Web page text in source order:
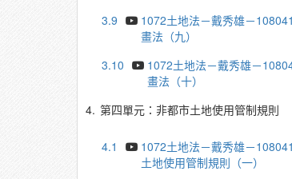
3.9
1072土地法－戴秀雄－
畫法（九）
3.10
1072土地法－戴秀雄－
畫法（十）
4. 第四單元：非都市土地使用管制規則
4.1
1072土地法－戴秀雄－
土地使用管制規則（一）